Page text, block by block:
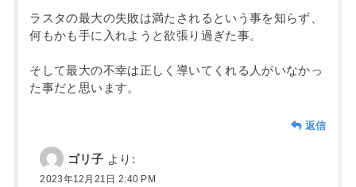
ラスタの最大の失敗は満たされるという事を知らず、
何もかも手に入れようと欲張り過ぎた事。
そして最大の不幸は正しく導いてくれる人がいなかっ
た事だと思います。
返信
ゴリ子 より:
2023年12月21日 2:40 PM